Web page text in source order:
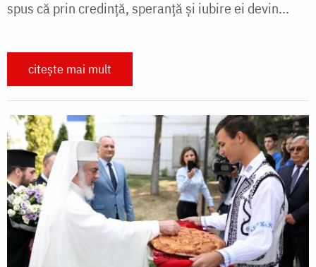
spus că prin credință, speranță și iubire ei devin...
citește mai mult